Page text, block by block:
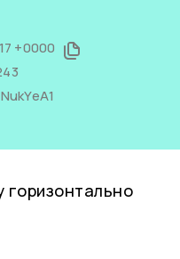
+0000
горизонтально